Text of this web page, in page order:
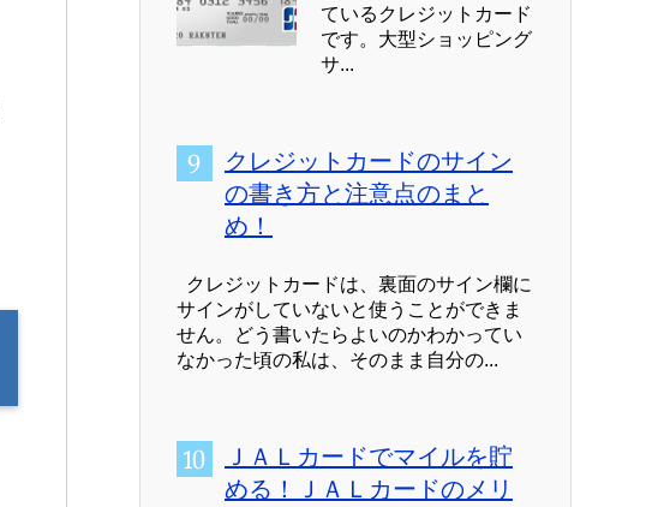
ているクレジットカード
です。大型ショッピング
サ...
クレジットカードのサイン
の書き方と注意点のまと
め！
クレジットカードは、裏面のサイン欄に
サインがしていないと使うことができま
せん。どう書いたらよいのかわかってい
なかった頃の私は、そのまま自分の...
ＪＡＬカードでマイルを貯
める！ＪＡＬカードのメリ